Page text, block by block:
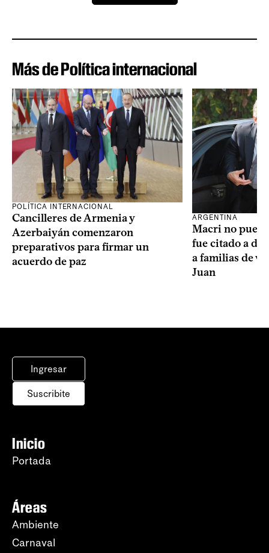
Más de Política internacional
POLÍTICA INTERNACIONAL
Cancilleres de Armenia y
Azerbaiyán comenzaron
preparativos para firmar un
acuerdo de paz
ARGENTINA
Macri no
fue citado a
a familias de
Juan
Ingresar
Suscribite
Inicio
Portada
Áreas
Ambiente
Carnaval